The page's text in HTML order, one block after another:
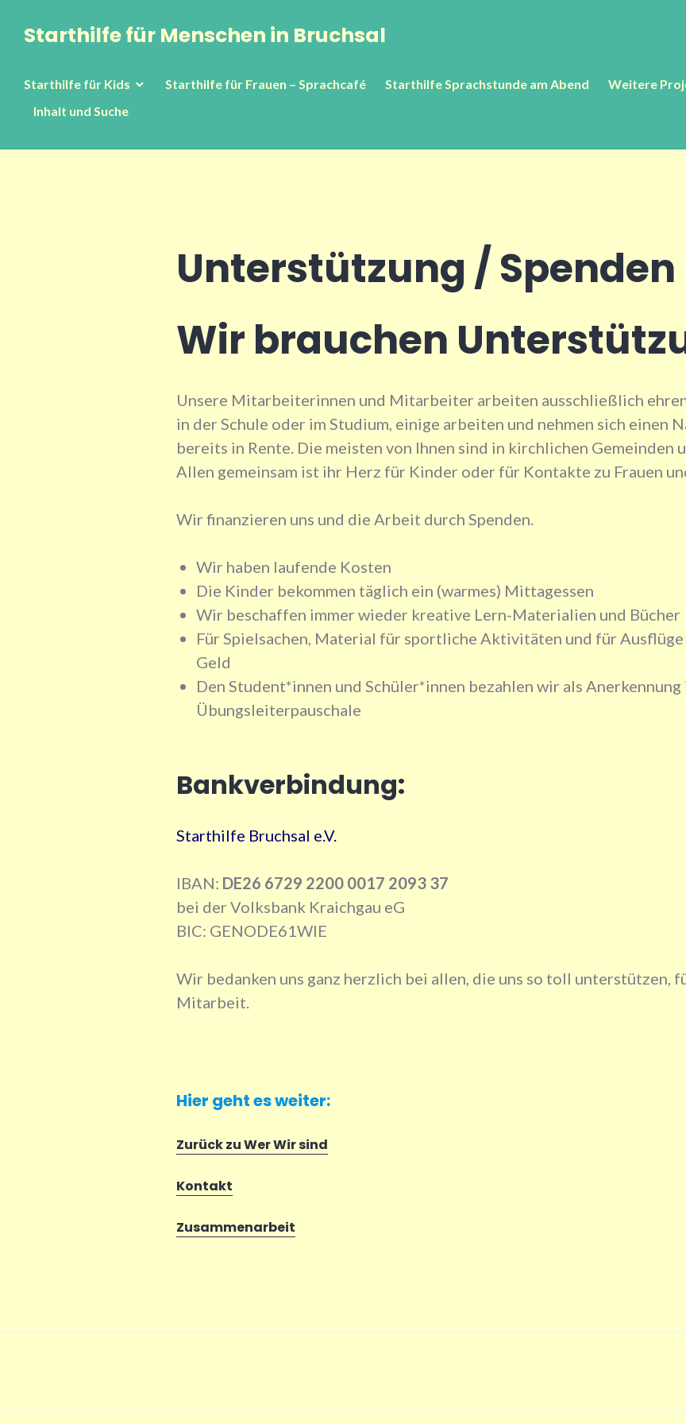
InhaltStarthilfe für Menschen in Bruchsal
Starthilfe für Kids Starthilfe für Frauen – Sprachcafé Starthilfe Sprachstunde am Abend Weitere
Inhalt und Suche
Unterstützung / Spenden
Wir brauchen
Unsere Mitarbeiterinnen und Mitarbeiter arbeiten ausschließlich
in der Schule oder im Studium, einige arbeiten und nehmen sich einen
bereits in Rente. Die meisten von Ihnen sind in kirchlichen Gemeinden
Allen gemeinsam ist ihr Herz für Kinder oder für Kontakte zu Frauen
Wir finanzieren uns und die Arbeit durch Spenden.
Wir haben laufende Kosten
Die Kinder bekommen täglich ein (warmes) Mittagessen
Wir beschaffen immer wieder kreative Lern-Materialien und Bücher
Für Spielsachen, Material für sportliche Aktivitäten und für
Geld
Den Student*innen und Schüler*innen bezahlen wir als Anerkennung
Übungsleiterpauschale
Bankverbindung:
Starthilfe Bruchsal e.V.
IBAN: DE26 6729 2200 0017 2093 37
bei der Volksbank Kraichgau eG
BIC: GENODE61WIE
Wir bedanken uns ganz herzlich bei allen, die uns so toll unterstützen,
Mitarbeit.
Hier geht es weiter:
Zurück zu Wer Wir sind
Kontakt
Zusammenarbeit